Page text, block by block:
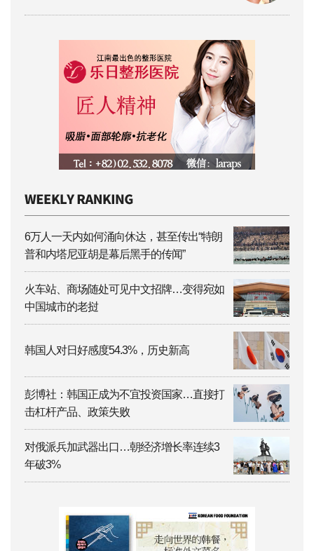
6万人一天内如何涌向休达，甚至传出“特朗
普和内塔尼亚胡是幕后黑手的传闻”
火车站、商场随处可见中文招牌…变得宛如
中国城市的老挝
韩国人对日好感度54.3%，历史新高
彭博社：韩国正成为不宜投资国家…直接打
击杠杆产品、政策失败
对俄派兵加武器出口…朝经济增长率连续3
年破3%